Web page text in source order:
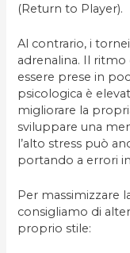
(Return to Player).
Al contrario, i
adrenalina. Il ritmo
essere prese in
psicologica è
migliorare la
sviluppare una
l’alto stress può
portando a errori
Per massimizzare
consigliamo di
proprio stile: